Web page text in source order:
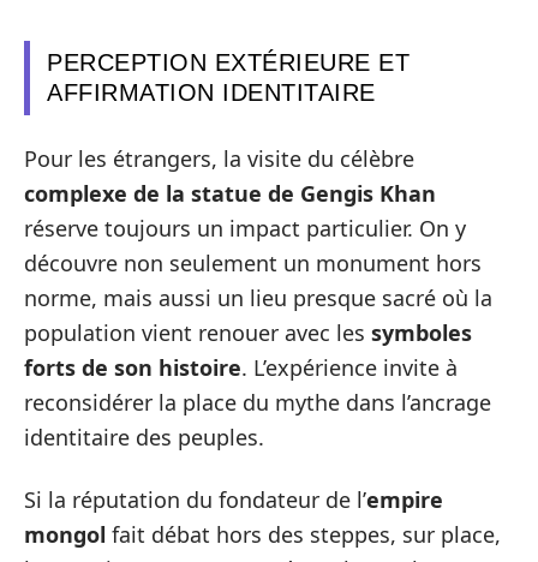
PERCEPTION EXTÉRIEURE ET
AFFIRMATION IDENTITAIRE
Pour les étrangers, la visite du célèbre
complexe de la statue de Gengis Khan
réserve toujours un impact particulier. On y
découvre non seulement un monument hors
norme, mais aussi un lieu presque sacré où la
population vient renouer avec les symboles
forts de son histoire. L’expérience invite à
reconsidérer la place du mythe dans l’ancrage
identitaire des peuples.
Si la réputation du fondateur de l’empire
mongol fait débat hors des steppes, sur place,